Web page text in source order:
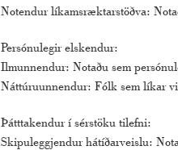
Notendur líkamsræktarstöðva:
Persónulegir elskendur:
Ilmunnendur: Notaðu sem
Náttúruunnendur: Fólk sem líkar
Þátttakendur í sérstöku tilefni:
Skipuleggjendur hátíðarveislu: